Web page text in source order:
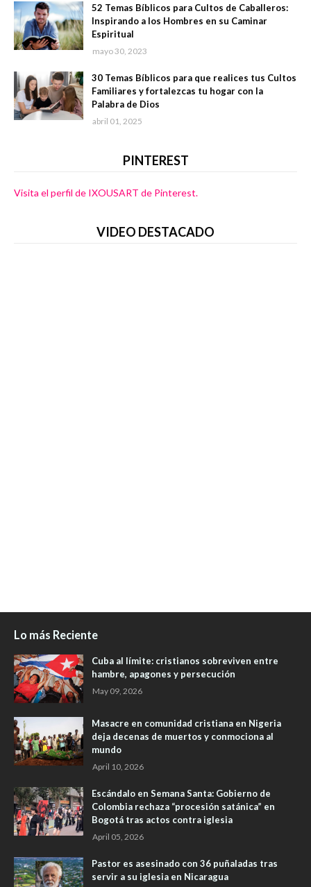
52 Temas Bíblicos para Cultos de Caballeros:
Inspirando a los Hombres en su Caminar
Espiritual
mayo 30, 2023
30 Temas Bíblicos para que realices tus Cultos
Familiares y fortalezcas tu hogar con la
Palabra de Dios
abril 01, 2025
PINTEREST
Visita el perfil de IXOUSART de Pinterest.
VIDEO DESTACADO
Lo más Reciente
Cuba al límite: cristianos sobreviven entre
hambre, apagones y persecución
May 09, 2026
Masacre en comunidad cristiana en Nigeria
deja decenas de muertos y conmociona al
mundo
April 10, 2026
Escándalo en Semana Santa: Gobierno de
Colombia rechaza “procesión satánica” en
Bogotá tras actos contra iglesia
April 05, 2026
Pastor es asesinado con 36 puñaladas tras
servir a su iglesia en Nicaragua